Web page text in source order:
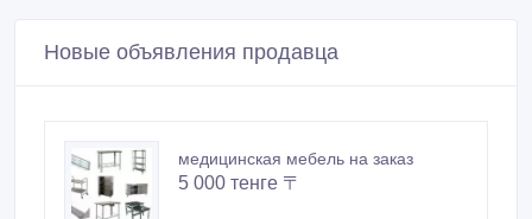
Новые объявления продавца
медицинская мебель на заказ
5 000 тенге 〒